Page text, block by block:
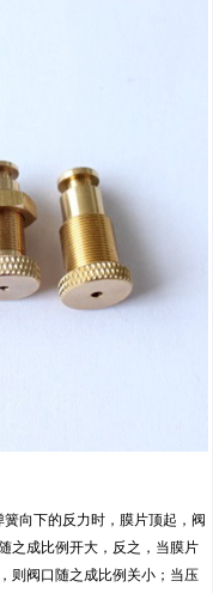
向下的反力时，膜片顶起，阀
之成比例开大，反之，当膜片
则阀口随之成比例关小；当压